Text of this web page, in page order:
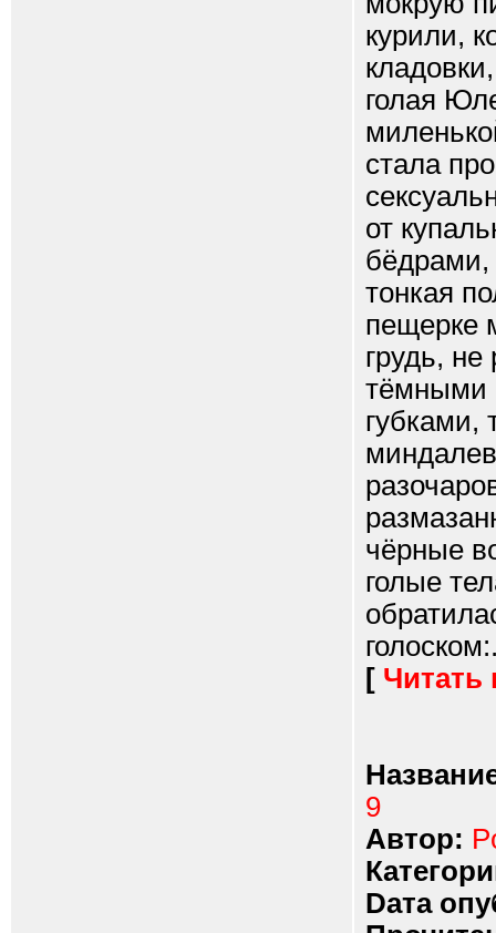
курили,
голая
стала
от
бёдрами,
тонкая
пещерке
грудь,
тёмными
чёрные
голые
[ Читать
9
Автор:
Dата